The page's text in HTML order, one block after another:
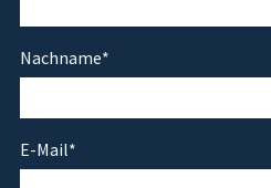
Nachname*
E-Mail*